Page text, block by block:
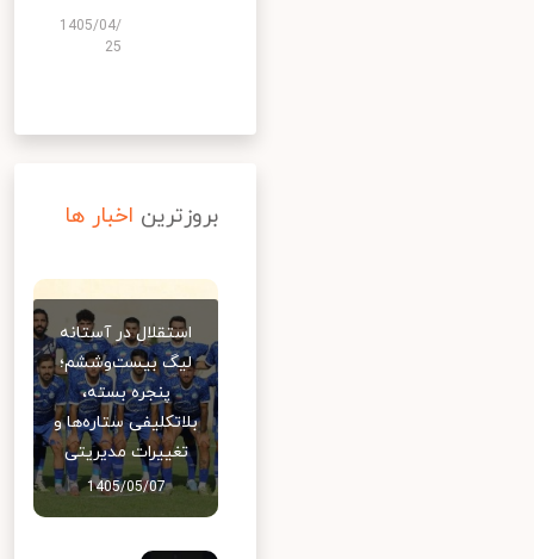
1405/04/
25
بروزترین اخبار ها
استقلال در آستانه
لیگ بیست‌وششم؛
پنجره بسته،
بلاتکلیفی ستاره‌ها و
تغییرات مدیریتی
1405/05/07